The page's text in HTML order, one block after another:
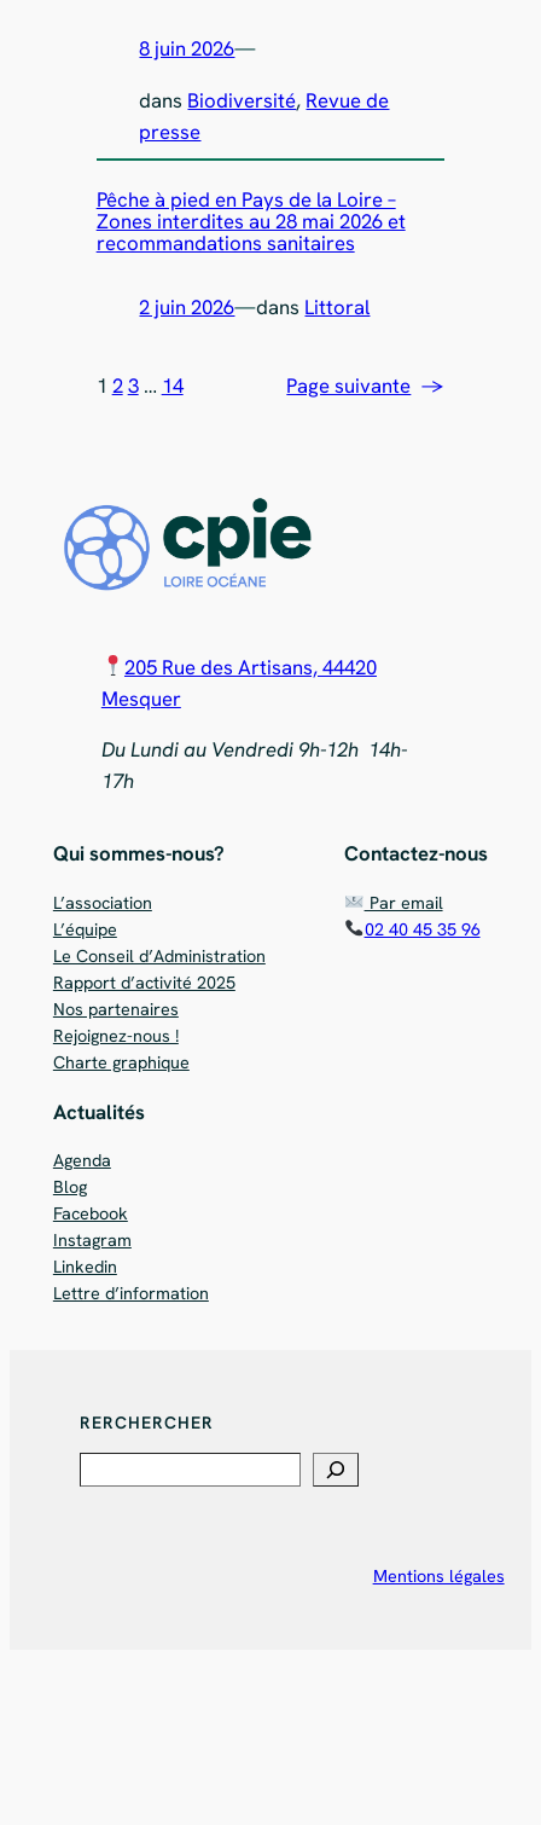
8 juin 2026—
dans Biodiversité, Revue de
presse
Pêche à pied en Pays de la Loire –
Zones interdites au 28 mai 2026 et
recommandations sanitaires
2 juin 2026—dans Littoral
1 23 … 14 Page suivante →
205 Rue des Artisans, 44420
Mesquer
Du Lundi au Vendredi 9h-12h 14h-
17h
Qui sommes-nous?
L’association
L’équipe
Le Conseil d’Administration
Rapport d’activité 2025
Nos partenaires
Rejoignez-nous !
Charte graphique
Contactez-nous
Par email
02 40 45 35 96
Actualités
Agenda
Blog
Facebook
Instagram
Linkedin
Lettre d’information
RERCHERCHER
Mentions légales